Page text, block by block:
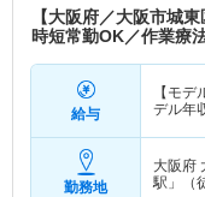
【大阪府／大阪市城
時短常勤OK／作業療
給与
【モデ
デル年
勤務地
大阪府
駅」（